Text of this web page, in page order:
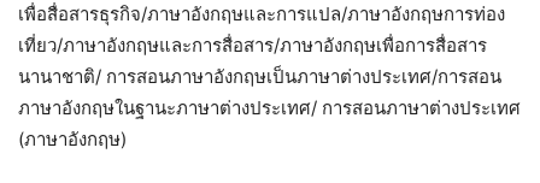
เพื่อสื่อสารธุรกิจ/ภาษาอังกฤษและการแปล/ภาษาอังกฤษการท่อง
เที่ยว/ภาษาอังกฤษและการสื่อสาร/ภาษาอังกฤษเพื่อการสื่อสาร
นานาชาติ/ การสอนภาษาอังกฤษเป็นภาษาต่างประเทศ/การสอน
ภาษาอังกฤษในฐานะภาษาต่างประเทศ/ การสอนภาษาต่างประเทศ
(ภาษาอังกฤษ)